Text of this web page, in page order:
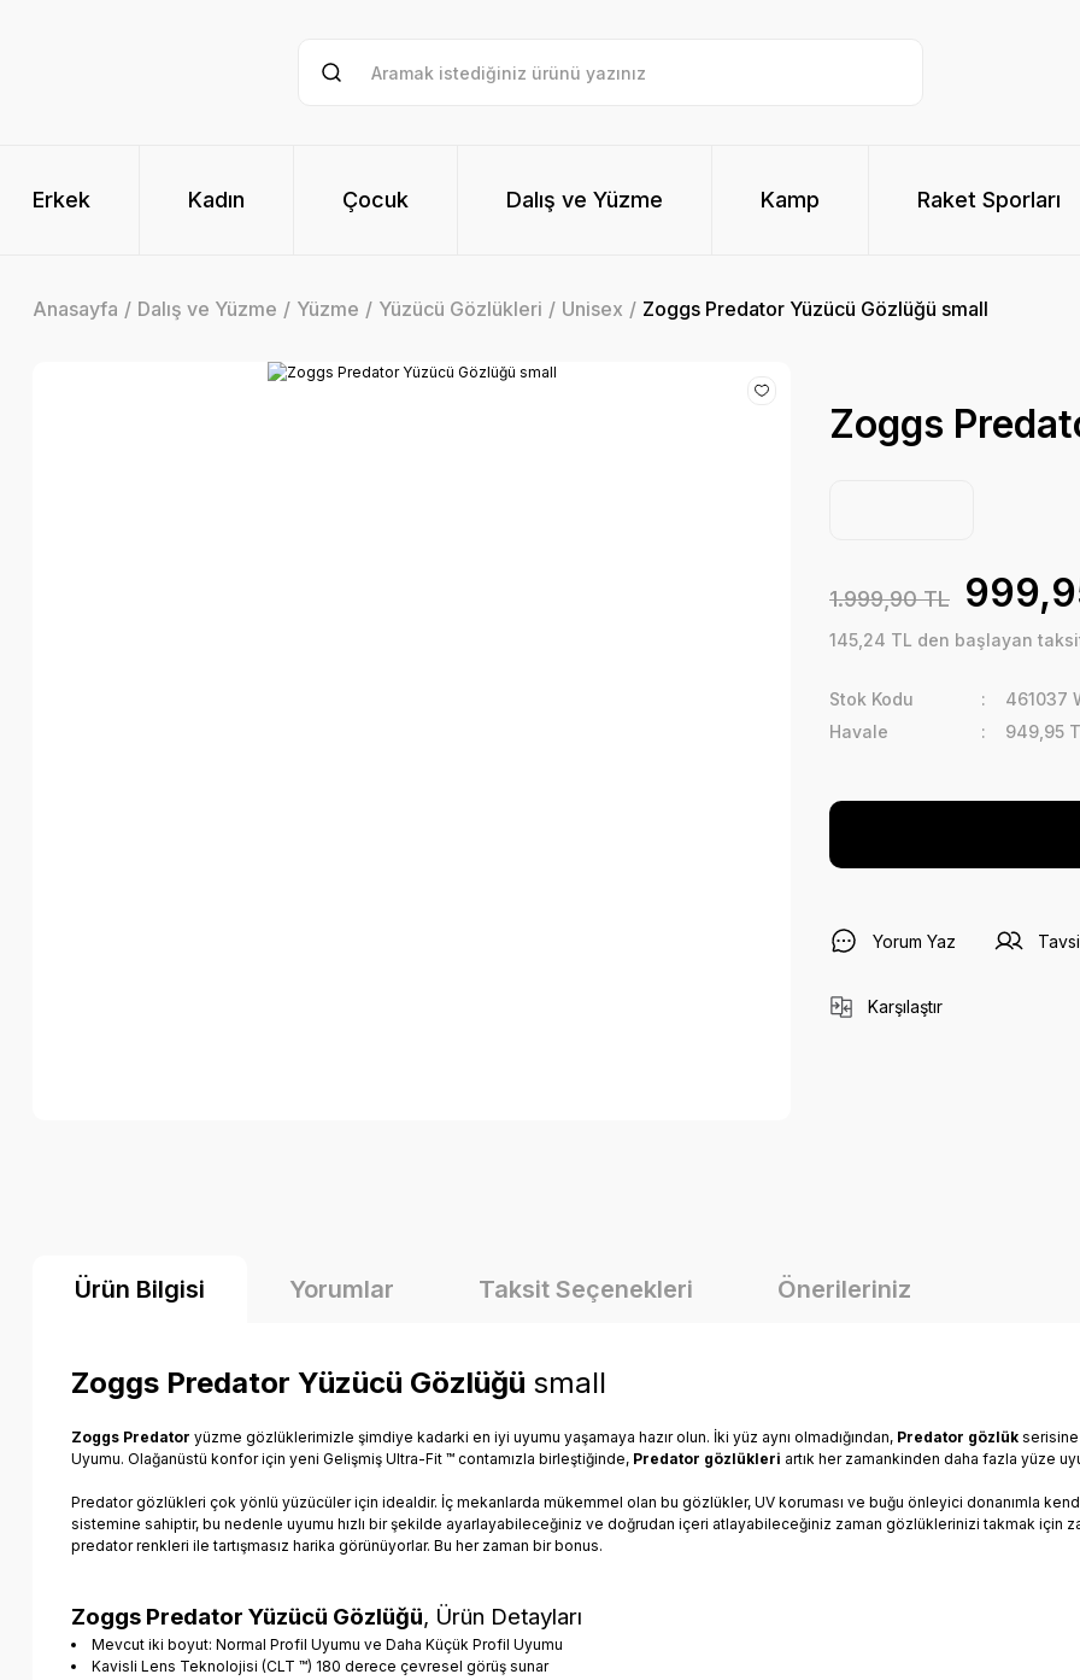
Erkek Kadın Çocuk Dalış ve Yüzme Kamp Raket Sporları
Anasayfa Dalış ve Yüzme Yüzme Yüzücü Gözlükleri Unisex Zoggs Predator Yüzücü Gözlüğü small
Zoggs
1.999,90 TL
145,24 TL den başlayan
Stok Kodu
461037
Havale
949,95
Yorum Yaz
Karşılaştır
Ürün Bilgisi Yorumlar Taksit Seçenekleri Önerileriniz
Zoggs Predator Yüzücü Gözlüğü small
Zoggs Predator yüzme gözlüklerimizle şimdiye kadarki en iyi uyumu yaşamaya hazır olun. İki yüz aynı olmadığından, Predator gözlük serisine
Uyumu. Olağanüstü konfor için yeni Gelişmiş Ultra-Fit ™ contamızla birleştiğinde, Predator gözlükleri artık her zamankinden daha fazla yüze
Predator gözlükleri çok yönlü yüzücüler için idealdir. İç mekanlarda mükemmel olan bu gözlükler, UV koruması ve buğu önleyici donanımla
sistemine sahiptir, bu nedenle uyumu hızlı bir şekilde ayarlayabileceğiniz ve doğrudan içeri atlayabileceğiniz zaman gözlüklerinizi takmak için
predator renkleri ile tartışmasız harika görünüyorlar. Bu her zaman bir bonus.
Zoggs Predator Yüzücü Gözlüğü, Ürün Detayları
Mevcut iki boyut: Normal Profil Uyumu ve Daha Küçük Profil Uyumu
Kavisli Lens Teknolojisi (CLT ™) 180 derece çevresel görüş sunar